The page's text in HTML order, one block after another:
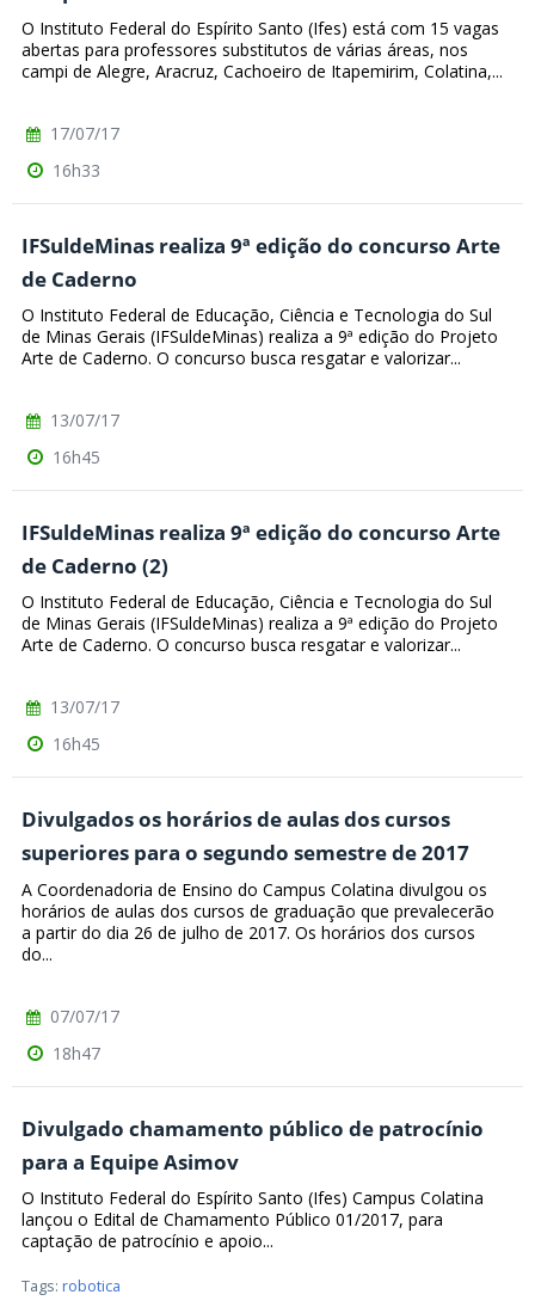
O Instituto Federal do Espírito Santo (Ifes) está com 15 vagas
abertas para professores substitutos de várias áreas, nos
campi de Alegre, Aracruz, Cachoeiro de Itapemirim, Colatina,...
17/07/17
16h33
IFSuldeMinas realiza 9ª edição do concurso Arte
de Caderno
O Instituto Federal de Educação, Ciência e Tecnologia do Sul
de Minas Gerais (IFSuldeMinas) realiza a 9ª edição do Projeto
Arte de Caderno. O concurso busca resgatar e valorizar...
13/07/17
16h45
IFSuldeMinas realiza 9ª edição do concurso Arte
de Caderno (2)
O Instituto Federal de Educação, Ciência e Tecnologia do Sul
de Minas Gerais (IFSuldeMinas) realiza a 9ª edição do Projeto
Arte de Caderno. O concurso busca resgatar e valorizar...
13/07/17
16h45
Divulgados os horários de aulas dos cursos
superiores para o segundo semestre de 2017
A Coordenadoria de Ensino do Campus Colatina divulgou os
horários de aulas dos cursos de graduação que prevalecerão
a partir do dia 26 de julho de 2017. Os horários dos cursos
do...
07/07/17
18h47
Divulgado chamamento público de patrocínio
para a Equipe Asimov
O Instituto Federal do Espírito Santo (Ifes) Campus Colatina
lançou o Edital de Chamamento Público 01/2017, para
captação de patrocínio e apoio...
Tags: robotica